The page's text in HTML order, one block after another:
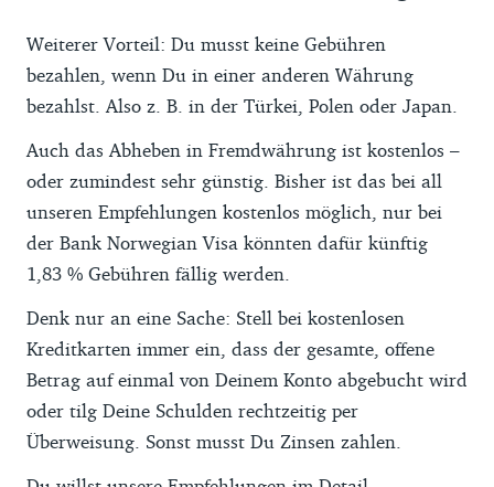
Weiterer Vorteil: Du musst keine Gebühren
bezahlen, wenn Du in einer anderen Währung
bezahlst. Also z. B. in der Türkei, Polen oder Japan.
Auch das Abheben in Fremdwährung ist kostenlos –
oder zumindest sehr günstig. Bisher ist das bei all
unseren Empfehlungen kostenlos möglich, nur bei
der Bank Norwegian Visa könnten dafür künftig
1,83 % Gebühren fällig werden.
Denk nur an eine Sache: Stell bei kostenlosen
Kreditkarten immer ein, dass der gesamte, offene
Betrag auf einmal von Deinem Konto abgebucht wird
oder tilg Deine Schulden rechtzeitig per
Überweisung. Sonst musst Du Zinsen zahlen.